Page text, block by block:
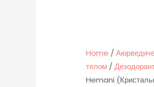
Home /
телом /
Hemani